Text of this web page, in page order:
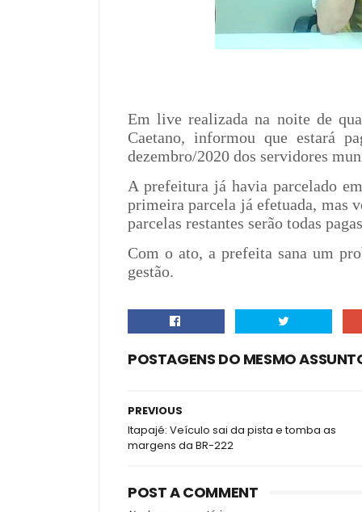
Em live realizada na noite de
Caetano, informou que estará
dezembro/2020 dos servidores
A prefeitura já havia parcelado
primeira parcela já efetuada, mas
parcelas restantes serão todas
Com o ato, a prefeita sana um
gestão.
POSTAGENS DO MESMO
PREVIOUS
Itapajé: Veículo sai da pista e tomba as
margens da BR-222
POST A COMMENT